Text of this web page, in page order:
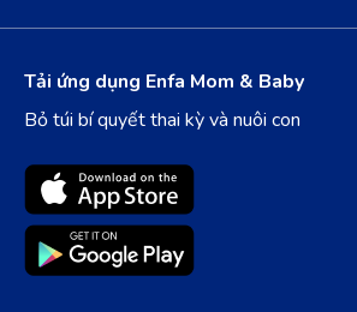
Tải ứng dụng Enfa Mom & Baby
Bỏ túi bí quyết thai kỳ và nuôi con